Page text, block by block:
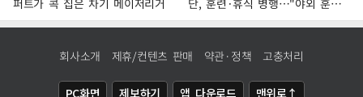
해도 안전 최우선"
회사소개 제휴/컨텐츠 판매 약관·정책 고충처리
PC화면 제보하기 앱 다운로드 맨위로↑